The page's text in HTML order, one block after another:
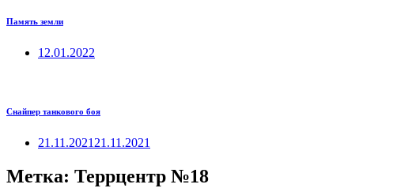
Память земли
12.01.2022
Снайпер танкового боя
21.11.2021 21.11.2021
Метка: Террцентр №18